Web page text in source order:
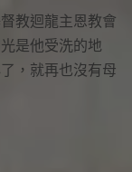
教迴龍主恩教會
是他受洗的地
，就再也沒有母